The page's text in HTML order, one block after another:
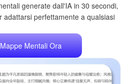
generate dall'IA in 30 secondi,
adattarsi perfettamente a qualsiasi
Mentali Ora